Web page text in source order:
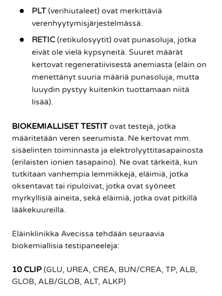
PLT(verihiutaleet) ovat merkittäviä
verenhyytymisjärjestelmässä.
RETIC (retikulosyytit) ovat punasoluja, jotka
eivät ole vielä kypsyneitä. Suuret määrät
kertovat regeneratiivisestä anemiasta (eläin on
menettänyt suuria määriä punasoluja, mutta
luuydin pystyy kuitenkin tuottamaan niitä
lisää).
BIOKEMIALLISET TESTITovat testejä, jotka
määritetään veren seerumista. Ne kertovat mm.
sisäelinten toiminnasta ja elektrolyyttitasapainosta
(erilaisten ionien tasapaino). Ne ovat tärkeitä, kun
tutkitaan vanhempia lemmikkejä, eläimiä, jotka
oksentavat tai ripuloivat, jotka ovat syöneet
myrkyllisiä aineita, sekä eläimiä, jotka ovat pitkillä
lääkekuureilla.
Eläinklinikka Avecissa tehdään seuraavia
biokemiallisia testipaneeleja:
10 CLIP (GLU, UREA, CREA, BUN/CREA, TP, ALB,
GLOB, ALB/GLOB, ALT, ALKP)